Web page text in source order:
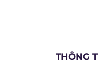
THÔNG